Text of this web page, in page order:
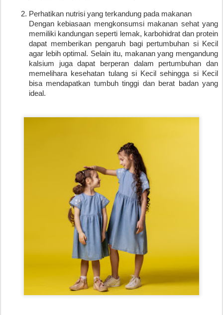
Perhatikan nutrisi yang terkandung pada makanan
Dengan kebiasaan mengkonsumsi makanan sehat yang
memiliki kandungan seperti lemak, karbohidrat dan protein
dapat memberikan pengaruh bagi pertumbuhan si Kecil
agar lebih optimal. Selain itu, makanan yang mengandung
kalsium juga dapat berperan dalam pertumbuhan dan
memelihara kesehatan tulang si Kecil sehingga si Kecil
bisa mendapatkan tumbuh tinggi dan berat badan yang
ideal.